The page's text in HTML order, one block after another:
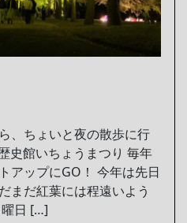
、ちょいと夜の散歩に行
史館いちょうまつり 毎年
アップにGO！ 今年は先日
まだ紅葉には程遠いよう
曜日 […]